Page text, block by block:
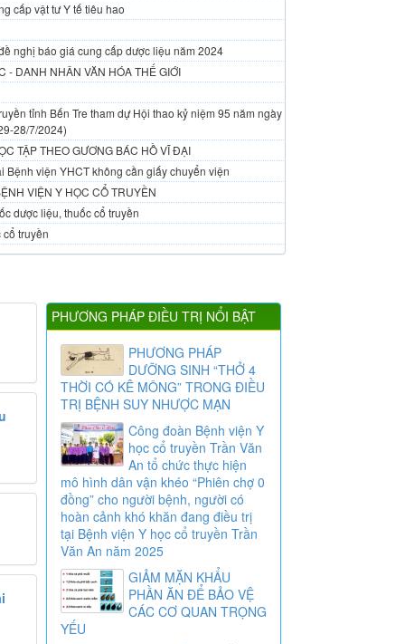
cấp vật tư Y tế tiêu hao
nghị báo giá cung cấp dược liệu năm 2024
- DANH NHÂN VĂN HÓA THẾ GIỚI
tỉnh Bến Tre tham dự Hội thao kỷ niệm 95 năm ngày
28/7/2024)
TẬP THEO GƯƠNG BÁC HỒ VĨ ĐẠI
Bệnh viện YHCT không cần giấy chuyển viện
VIỆN Y HỌC CỔ TRUYỀN
dược liệu, thuốc cổ truyền
truyền
PHƯƠNG PHÁP ĐIỀU TRỊ NỔI BẬT
PHƯƠNG PHÁP
DƯỠNG SINH “THỞ 4
THỜI CÓ KÊ MÔNG” TRONG ĐIỀU
TRỊ BỆNH SUY NHƯỢC MẠN
Công đoàn Bệnh viện Y
học cổ truyền Trần Văn
An tổ chức thực hiện
mô hình dân vận khéo “Phiên chợ 0
đồng” cho người bệnh, người có
hoàn cảnh khó khăn đang điều trị
tại Bệnh viện Y học cổ truyền Trần
Văn An năm 2025
GIẢM MẶN KHẨU
PHẦN ĂN ĐỂ BẢO VỆ
CÁC CƠ QUAN TRỌNG
YẾU